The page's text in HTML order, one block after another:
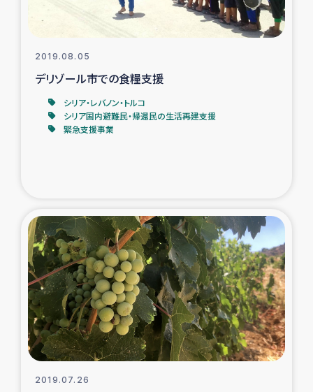
レバノンでのシリア難民への食糧・越冬支援
レバノンにおける緊急支援
レバノンでのシリア難民への教育支援事業
レバノンでのシリア難民・レバノン人への農業支援
石巻市街地在宅被災者支援
復興応援隊の活動
仮設住宅生活支援・農業復興支援
漁業復興支援
2019.08.05
デリゾール市での食糧支援
シリア・レバノン・トルコ
シリア国内避難民・帰還民の生活再建支援
緊急支援事業
2019.07.26